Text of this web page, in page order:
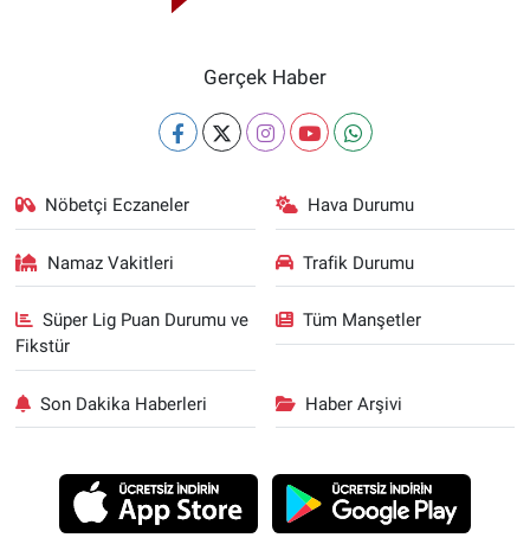
Gerçek Haber
Nöbetçi Eczaneler Hava Durumu
Namaz Vakitleri Trafik Durumu
Süper Lig Puan Durumu ve
Fikstür
Tüm Manşetler
Son Dakika Haberleri Haber Arşivi